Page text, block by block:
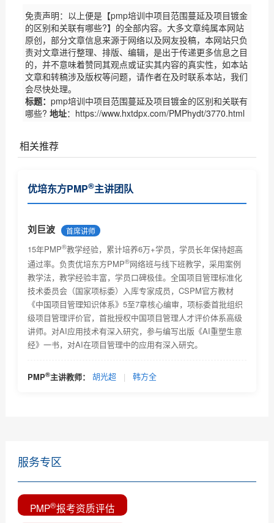
免责声明：以上便是【pmp培训中项目范围蔓延及项目镀金
的区别和关联有哪些?】的全部内容。大多文章纯属本网站
原创，部分文章信息来源于网络以及网友投稿，本网站只负
责对文章进行整理、排版、编辑，是出于传递更多信息之目
的，并不意味着赞同其观点或证实其内容的真实性，如本站
文章和转稿涉及版权等问题，请作者在及时联系本站，我们
会尽快处理。
标题： pmp培训中项目范围蔓延及项目镀金的区别和关联有
哪些? 地址：https://www.hxtdpx.com/PMPhydt/3770.html
相关推荐
PMI(中国)2017项目管理大会诚征主题（优培东方）
关于2017年6月份项目管理考试北京考场已达报名人数
上限...
关于PMBOK® 指南改版及PMP®认证考试更新有关事宜
的通知...
2018年项目管理认证考试时间安排及教材改版通知
关于项目管理系列职业资格认证考试考试费价格调整的
通...
2018年2月PMI全球认证人士及《项目管理知识体系指南
(P...
优培东方2018年9月8日项目管理资格认证考试的报名通
全球PMP认证人数2019年4月
优培东方PMP®主讲团队
刘巨波 首席讲师
15年PMP®教学经验，累计培养6万+学员，学员长年保持超高
通过率。负责优培东方PMP®网络班与线下班教学，采用案例
教学法，教学经验丰富，学员口碑极佳。全国项目管理标准化
技术委员会（国家项标委）入库专家成员，CSPM官方教材
《中国项目管理知识体系》5至7章核心编审，项标委首批组织
级项目管理评价官，首批授权中国项目管理人才评价体系高级
讲师。对AI应用技术有深入研究，参与编写出版《AI重塑生意
经》一书，对AI在项目管理中的应用有深入研究。
PMP®主讲教师： 胡光超 | 韩方全
服务专区
PMP®报考资质评估